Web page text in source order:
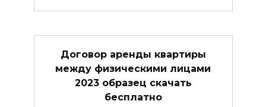
Договор аренды квартиры
между физическими лицами
2023 образец скачать
бесплатно